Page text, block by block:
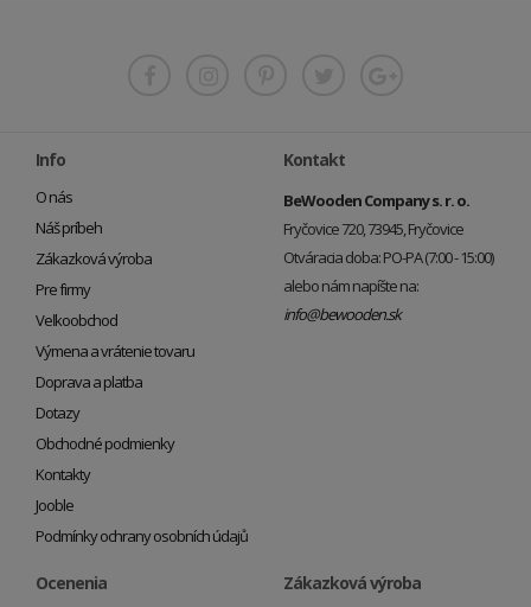
Info
O nás
Náš príbeh
Zákazková výroba
Pre firmy
Veľkoobchod
Výmena a vrátenie tovaru
Doprava a platba
Dotazy
Obchodné podmienky
Kontakty
Jooble
Podmínky ochrany osobních údajů
Kontakt
BeWooden Company s. r. o.
Fryčovice 720, 73945, Fryčovice
Otváracia doba: PO-PA (7:00 - 15:00)
alebo nám napíšte na:
info@bewooden.sk
Ocenenia Zákazková výroba